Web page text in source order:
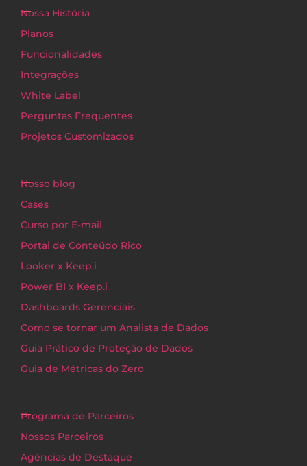
Nossa História
Planos
Funcionalidades
Integrações
White Label
Perguntas Frequentes
Projetos Customizados
Nosso blog
Cases
Curso por E-mail
Portal de Conteúdo Rico
Looker x Keep.i
Power BI x Keep.i
Dashboards Gerenciais
Como se tornar um Analista de Dados
Guia Prático de Proteção de Dados
Guia de Métricas do Zero
Programa de Parceiros
Nossos Parceiros
Agências de Destaque